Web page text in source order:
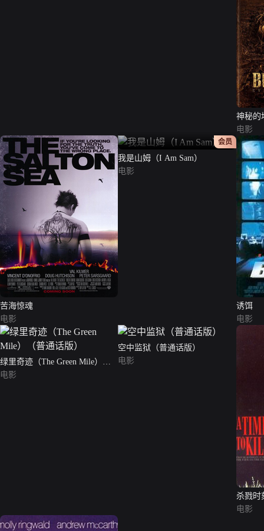
神秘的
电影
苦海惊魂
电影
正片
会员
我是山姆（I Am Sam）
电影
诱饵
电影
绿里奇迹（The Green Mile）
（普通话版）
电影
空中监狱（普通话版）
电影
杀戮时
电影